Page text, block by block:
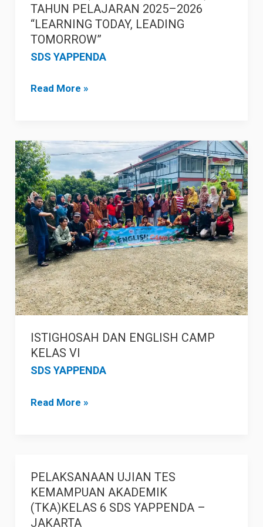
TAHUN PELAJARAN 2025–2026
“LEARNING TODAY, LEADING
TOMORROW”
SDS YAPPENDA
LEADING
TOMORROW”
Read More »
ISTIGHOSAH DAN ENGLISH CAMP
KELAS VI
SDS YAPPENDA
ISTIGHOSAH
DAN
ENGLISH
CAMP
KELAS
VI
Read More »
PELAKSANAAN UJIAN TES
KEMAMPUAN AKADEMIK
(TKA)KELAS 6 SDS YAPPENDA –
JAKARTA
PELAKSANAAN
UJIAN
TES